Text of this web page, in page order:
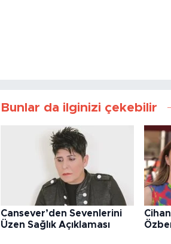
Bunlar da ilginizi çekebilir
Cansever’den Sevenlerini
Üzen Sağlık Açıklaması